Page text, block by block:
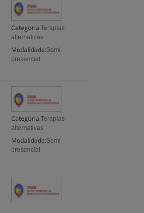
Categoria:Terapias
alternativas
Modalidade:Semi-
presencial
Categoria:Terapias
alternativas
Modalidade:Semi-
presencial